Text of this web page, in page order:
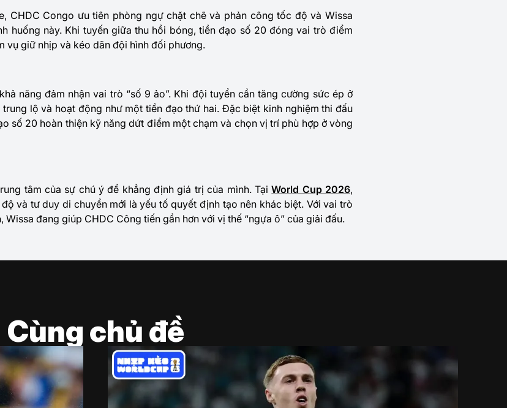
CHDC Congo ưu tiên phòng ngự chặt chẽ và phản công tốc độ và Wissa
huống này. Khi tuyến giữa thu hồi bóng, tiền đạo số 20 đóng vai trò điểm
vụ giữ nhịp và kéo dãn đội hình đối phương.
năng đảm nhận vai trò “số 9 ảo”. Khi đội tuyển cần tăng cường sức ép ở
lộ và hoạt động như một tiền đạo thứ hai. Đặc biệt kinh nghiệm thi đấu
số 20 hoàn thiện kỹ năng dứt điểm một chạm và chọn vị trí phù hợp ở vòng
tâm của sự chú ý để khẳng định giá trị của mình. TạiWorld Cup 2026,
và tư duy di chuyển mới là yếu tố quyết định tạo nên khác biệt. Với vai trò
đang giúp CHDC Công tiến gần hơn với vị thế “ngựa ô” của giải đấu.
Cùng chủ đề